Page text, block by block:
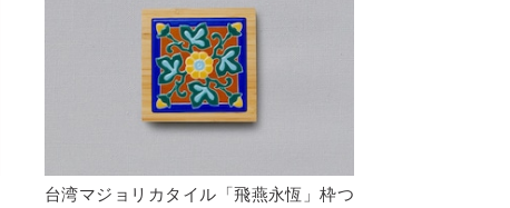
台湾マジョリカタイル「飛燕永恆」枠つ